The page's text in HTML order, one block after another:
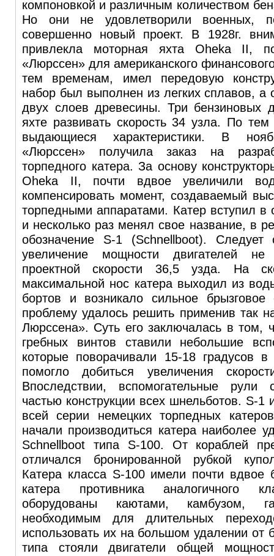
компоновкой и различным количеством
Но они не удовлетворили военных,
совершенно новый проект. В 1928г.
привлекла моторная яхта Oheka II,
«Люрссен» для американского
тем временам, имел передовую
набор был выполнен из легких сплавов, а
двух слоев древесины. Три бензиновых
яхте развивать скорость 34 узла. По
выдающиеся характеристики. В
«Люрссен» получила заказ на
торпедного катера. За основу
Oheka II, почти вдвое увеличили
компенсировать момент, создаваемый
торпедными аппаратами. Катер вступил в
и несколько раз менял свое название, в
обозначение S-1 (Schnellboot). Следует
увеличение мощности двигателей не
проектной скорости 36,5 узда. На
максимальной нос катера выходил из
бортов и возникало сильное брызговое
проблему удалось решить применив так
Люрссена». Суть его заключалась в том,
гребных винтов ставили небольшие
которые поворачивали 15-18 градусов
помогло добиться увеличения
Впоследствии, вспомогательные рули
частью конструкции всех шнельботов. S-1
всей серии немецких торпедных
начали производиться катера наиболее
Schnellboot типа S-100. От кораблей
отличался бронированной рубкой
Катера класса S-100 имели почти
катера противника аналогичного
оборудованы каютами, камбузом,
необходимым для длительных
использовать их на большом удалении от
типа стояли двигатели общей